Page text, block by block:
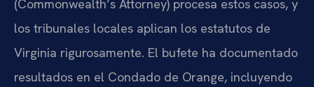
(Commonwealth’s Attorney) procesa estos casos, y
los tribunales locales aplican los estatutos de
Virginia rigurosamente. El bufete ha documentado
resultados en el Condado de Orange, incluyendo